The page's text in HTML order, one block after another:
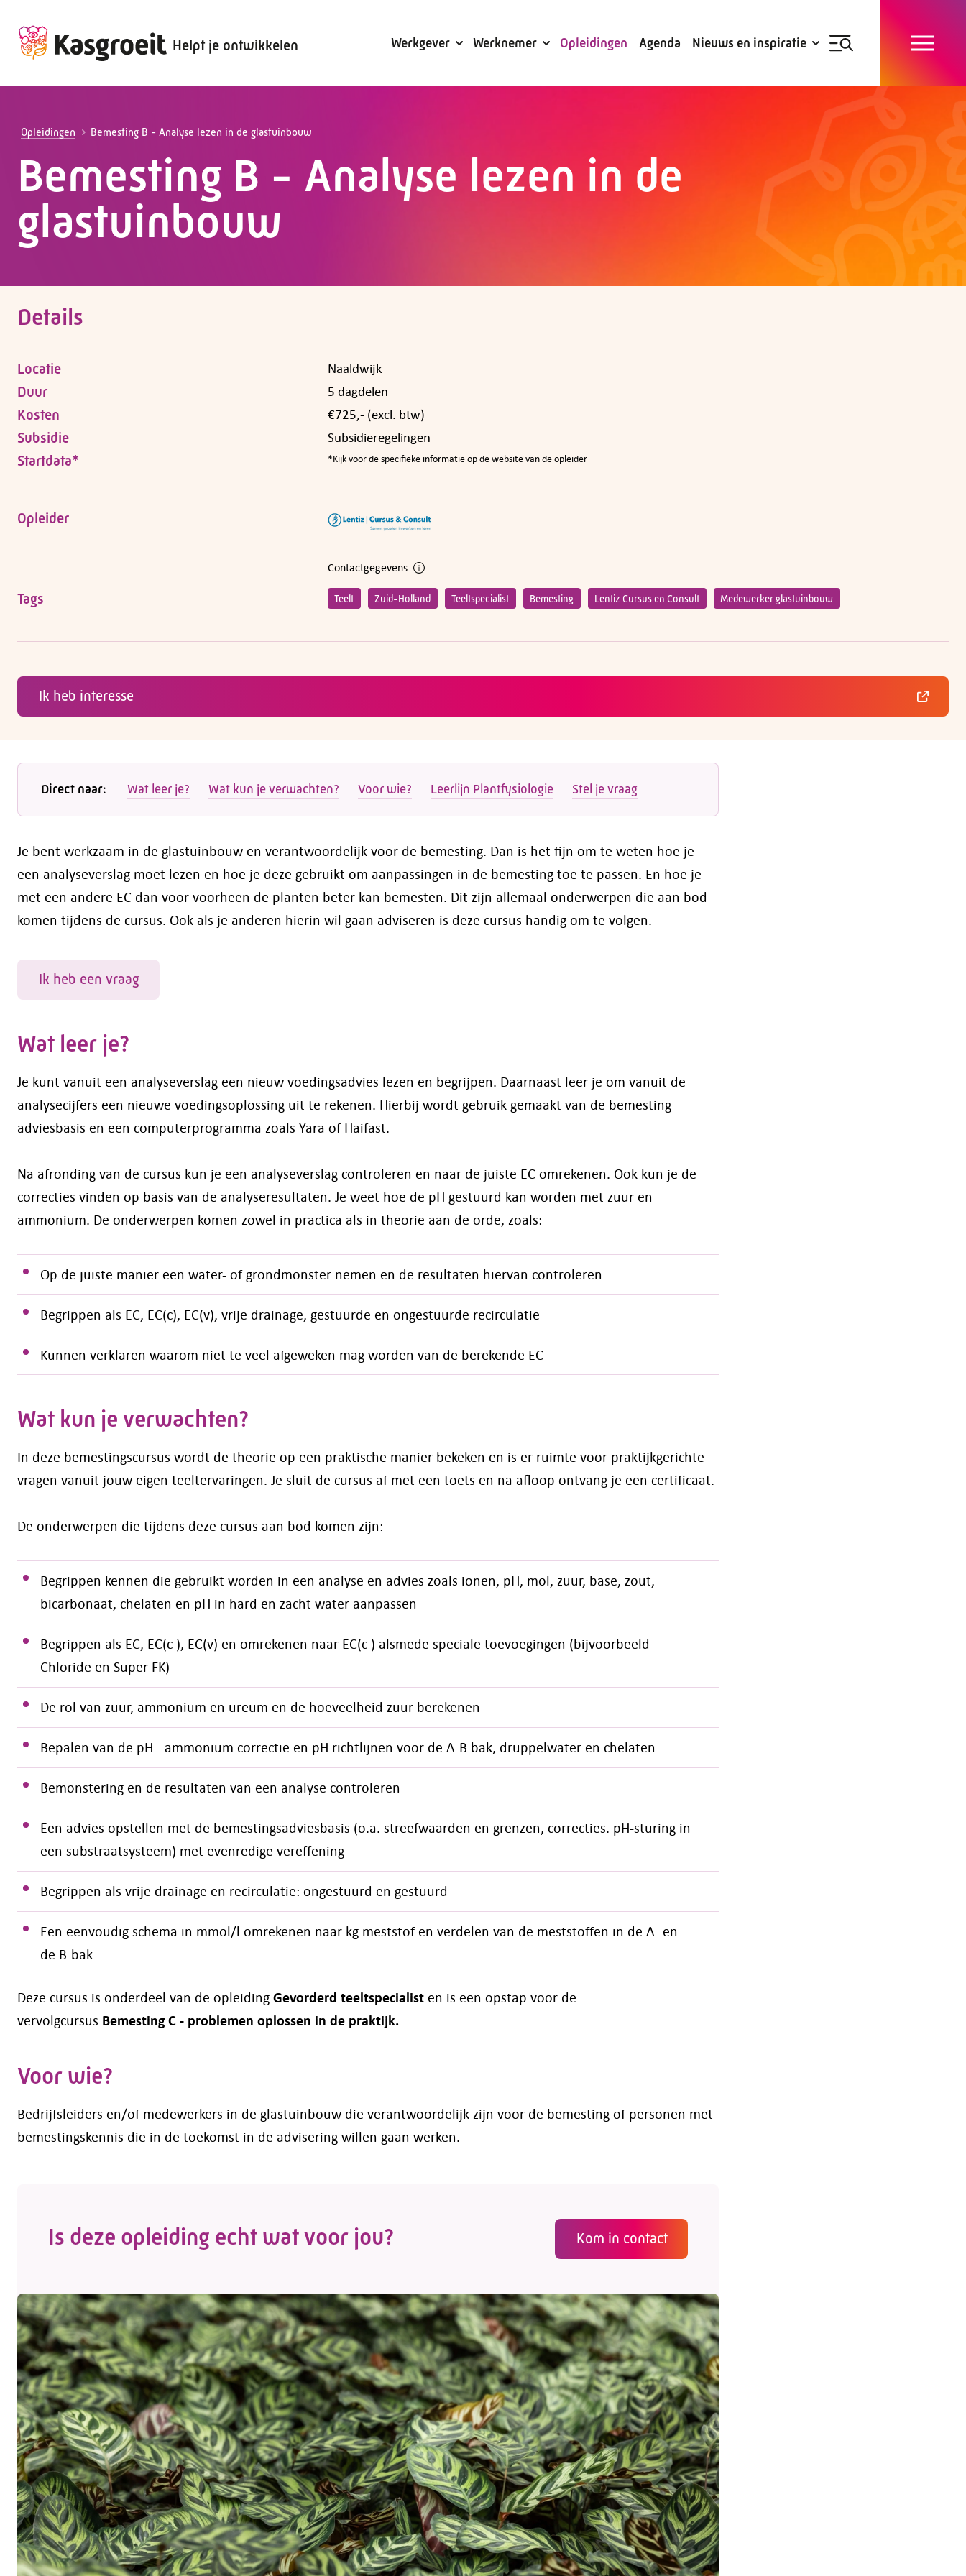
Helpt je ontwikkelen Werkgever
Alles voor de werkgever
Werknemer
Alles voor de werknemer
Opleidingen Agenda Nieuws en inspiratie
Nieuwsbrief
Opleidingen Bemesting B - Analyse lezen in de glastuinbouw
Bemesting B - Analyse lezen in de
glastuinbouw
Details
Locatie Naaldwijk
Duur 5 dagdelen
Kosten €725,- (excl. btw)
Subsidie Subsidieregelingen
Startdata* *Kijk voor de specifieke informatie op de website van de opleider
Opleider
Contactgegevens
Tags Teelt Zuid-Holland Teeltspecialist Bemesting Lentiz Cursus en Consult Medewerker glastuinbouw
Ik heb interesse
Direct naar: Wat leer je? Wat kun je verwachten? Voor wie? Leerlijn Plantfysiologie Stel je vraag
Je bent werkzaam in de glastuinbouw en verantwoordelijk voor de bemesting. Dan is het fijn om te weten hoe je
een analyseverslag moet lezen en hoe je deze gebruikt om aanpassingen in de bemesting toe te passen. En hoe je
met een andere EC dan voor voorheen de planten beter kan bemesten. Dit zijn allemaal onderwerpen die aan bod
komen tijdens de cursus. Ook als je anderen hierin wil gaan adviseren is deze cursus handig om te volgen.
Ik heb een vraag
Wat leer je?
Je kunt vanuit een analyseverslag een nieuw voedingsadvies lezen en begrijpen. Daarnaast leer je om vanuit de
analysecijfers een nieuwe voedingsoplossing uit te rekenen. Hierbij wordt gebruik gemaakt van de bemesting
adviesbasis en een computerprogramma zoals Yara of Haifast.
Na afronding van de cursus kun je een analyseverslag controleren en naar de juiste EC omrekenen. Ook kun je de
correcties vinden op basis van de analyseresultaten. Je weet hoe de pH gestuurd kan worden met zuur en
ammonium. De onderwerpen komen zowel in practica als in theorie aan de orde, zoals:
Op de juiste manier een water- of grondmonster nemen en de resultaten hiervan controleren
Begrippen als EC, EC(c), EC(v), vrije drainage, gestuurde en ongestuurde recirculatie
Kunnen verklaren waarom niet te veel afgeweken mag worden van de berekende EC
Wat kun je verwachten?
In deze bemestingscursus wordt de theorie op een praktische manier bekeken en is er ruimte voor praktijkgerichte
vragen vanuit jouw eigen teeltervaringen. Je sluit de cursus af met een toets en na afloop ontvang je een certificaat.
De onderwerpen die tijdens deze cursus aan bod komen zijn:
Begrippen kennen die gebruikt worden in een analyse en advies zoals ionen, pH, mol, zuur, base, zout,
bicarbonaat, chelaten en pH in hard en zacht water aanpassen
Begrippen als EC, EC(c ), EC(v) en omrekenen naar EC(c ) alsmede speciale toevoegingen (bijvoorbeeld
Chloride en Super FK)
De rol van zuur, ammonium en ureum en de hoeveelheid zuur berekenen
Bepalen van de pH - ammonium correctie en pH richtlijnen voor de A-B bak, druppelwater en chelaten
Bemonstering en de resultaten van een analyse controleren
Een advies opstellen met de bemestingsadviesbasis (o.a. streefwaarden en grenzen, correcties. pH-sturing in
een substraatsysteem) met evenredige vereffening
Begrippen als vrije drainage en recirculatie: ongestuurd en gestuurd
Een eenvoudig schema in mmol/l omrekenen naar kg meststof en verdelen van de meststoffen in de A- en
de B-bak
Deze cursus is onderdeel van de opleiding Gevorderd teeltspecialist en is een opstap voor de
vervolgcursus Bemesting C - problemen oplossen in de praktijk.
Voor wie?
Bedrijfsleiders en/of medewerkers in de glastuinbouw die verantwoordelijk zijn voor de bemesting of personen met
bemestingskennis die in de toekomst in de advisering willen gaan werken.
Is deze opleiding echt wat voor jou? Kom in contact